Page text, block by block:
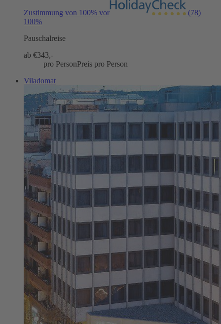
Zustimmung von 100% vor
(78)
100%
Pauschalreise
ab €343,-
pro PersonPreis pro Person
Viladomat